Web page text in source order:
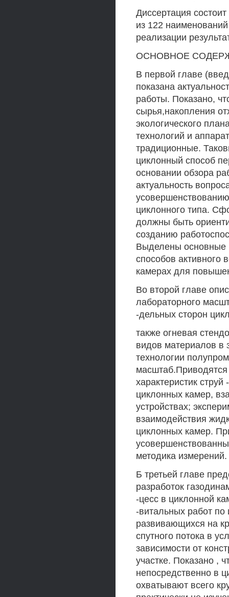
Диссертация
из 122
реализации
ОСНОВНОЕ
В первой главе
показана
работы. Показано,
сырья,накопления
экологического
технологий и
традиционные.
циклонный способ
основании обзора
актуальность
циклонного типа.
должны быть
созданию
Выделены основные
способов активного
камерах для
Во второй главе
лабораторного
-дельных сторон
также огневая
видов материалов в
технологии
характеристик
циклонных камер,
устройствах;
взаимодействия
циклонных камер.
методика измерений.
Б третьей главе
разработок
-цесс в циклонной
-витальных работ по
развивающихся на
спутного потока в
зависимости от
участке. Показано ,
непосредственно в
охватывают всего